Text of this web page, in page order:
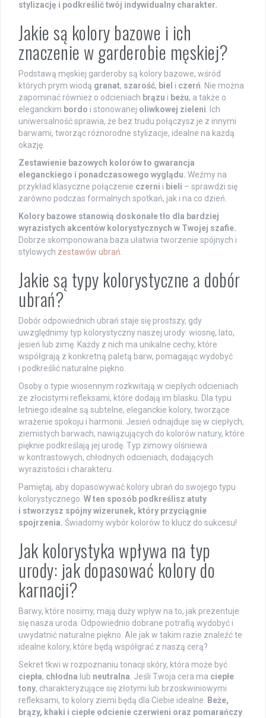
stylizację i podkreślić twój indywidualny charakter.
Jakie są kolory bazowe i ich
znaczenie w garderobie męskiej?
Podstawą męskiej garderoby są kolory bazowe, wśród
których prym wiodą granat, szarość, biel i czerń . Nie można
zapominać również o odcieniach brązu i beżu, a także o
eleganckim bordo i stonowanej oliwkowej zieleni . Ich
uniwersalność sprawia, że bez trudu połączysz je z innymi
barwami, tworząc różnorodne stylizacje, idealne na każdą
okazję.
Zestawienie bazowych kolorów to gwarancja
eleganckiego i ponadczasowego wyglądu. Weźmy na
przykład klasyczne połączenie czerni i bieli – sprawdzi się
zarówno podczas formalnych spotkań, jak i na co dzień.
Kolory bazowe stanowią doskonałe tło dla bardziej
wyrazistych akcentów kolorystycznych w Twojej szafie.
Dobrze skomponowana baza ułatwia tworzenie spójnych i
stylowych zestawów ubrań
Jakie są typy kolorystyczne a dobór
ubrań?
Dobór odpowiednich ubrań staje się prostszy, gdy
uwzględnimy typ kolorystyczny naszej urody: wiosnę, lato,
jesień lub zimę. Każdy z nich ma unikalne cechy, które
współgrają z konkretną paletą barw, pomagając wydobyć
i podkreślić naturalne piękno.
Osoby o typie wiosennym rozkwitają w ciepłych odcieniach
ze złocistymi refleksami, które dodają im blasku. Dla typu
letniego idealne są subtelne, eleganckie kolory, tworzące
wrażenie spokoju i harmonii. Jesień odnajduje się w ciepłych,
ziemistych barwach, nawiązujących do kolorów natury, które
pięknie podkreślają jej urodę. Typ zimowy olśniewa
w kontrastowych, chłodnych odcieniach, dodających
wyrazistości i charakteru.
Pamiętaj, aby dopasowywać kolory ubrań do swojego typu
kolorystycznego. W ten sposób podkreślisz atuty
i stworzysz spójny wizerunek, który przyciągnie
spojrzenia. Świadomy wybór kolorów to klucz do sukcesu!
Jak kolorystyka wpływa na typ
urody: jak dopasować kolory do
karnacji?
Barwy, które nosimy, mają duży wpływ na to, jak prezentuje
się nasza uroda. Odpowiednio dobrane potrafią wydobyć i
uwydatnić naturalne piękno. Ale jak w takim razie znaleźć te
idealne kolory, które będą współgrać z naszą cerą?
Sekret tkwi w rozpoznaniu tonacji skóry, która może być
ciepła, chłodna lub neutralna . Jeśli Twoja cera ma ciepłe
tony, charakteryzujące się złotymi lub brzoskwiniowymi
refleksami, to kolory ziemi będą dla Ciebie idealne.
Beże,
brązy, khaki i ciepłe odcienie czerwieni oraz pomarańczy